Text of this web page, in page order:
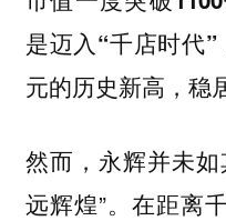
是迈入“千店时代
元的历史新高，稳
然而，永辉并未
远辉煌”。在距离